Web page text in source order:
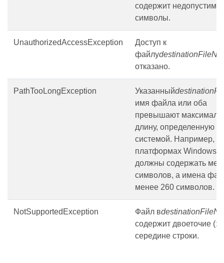
содержит
символы.
UnauthorizedAccessException
Доступ к
файлу
отказано.
PathTooLongException Указанный
имя файла или оба
превышают
длину, определенную
системой. Например,
платформах Windows
должны содержать
символов, а имена
менее 260 символов.
NotSupportedException Файл в
содержит двоеточие (:)
середине строки.